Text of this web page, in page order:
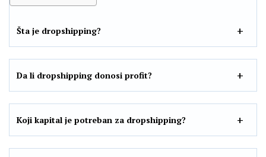
Šta je dropshipping?
Da li dropshipping donosi profit?
Koji kapital je potreban za dropshipping?